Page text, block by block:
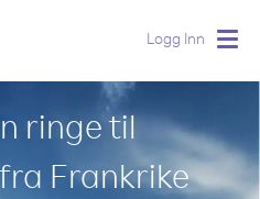
Logg Inn
ringe til
Frankrike